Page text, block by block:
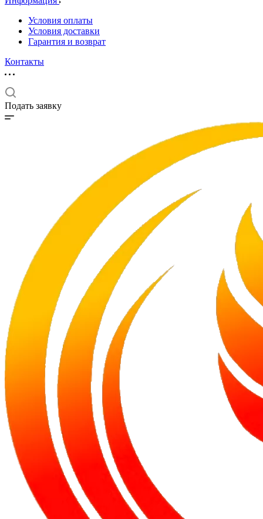
Условия оплаты
Условия доставки
Гарантия и возврат
Контакты
Подать заявку